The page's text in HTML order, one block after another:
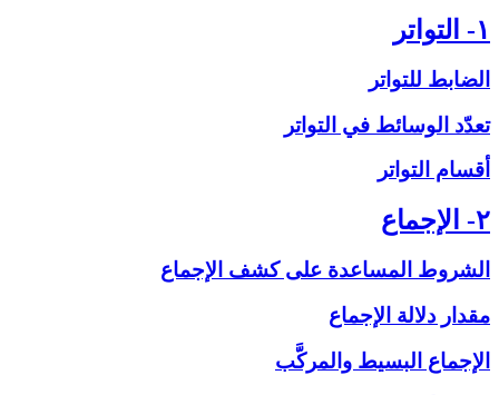
۱- التواتر
الضابط للتواتر
تعدّد الوسائط في التواتر
أقسام التواتر
۲- الإجماع‏
الشروط المساعدة على‏ كشف الإجماع
مقدار دلالة الإجماع
الإجماع البسيط والمركَّب